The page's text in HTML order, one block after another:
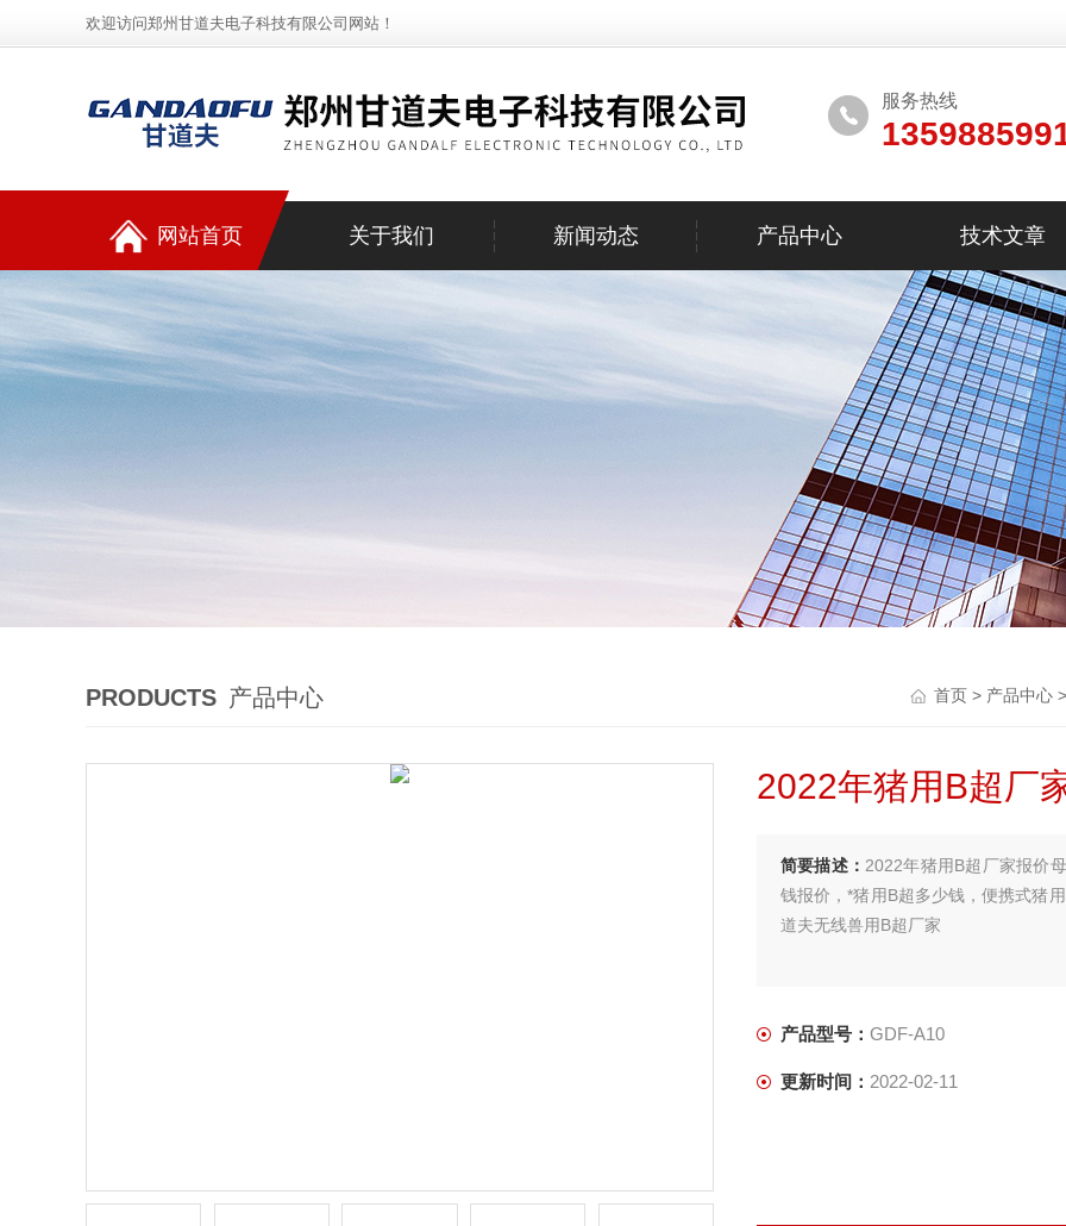
欢迎访问郑州甘道夫电子科技有限公司网站！
服务热线
网站首页 关于我们 新闻动态 产品中心 技术文章
PRODUCTS 产品中心 首页 > 产品中心
2022年猪用B超厂
简要描述： 2022年猪用B超厂家报价
钱报价，*猪用B超多少钱，便携式猪
道夫无线兽用B超厂家
产品型号： GDF-A10
更新时间： 2022-02-11